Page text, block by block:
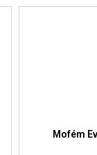
Mofém